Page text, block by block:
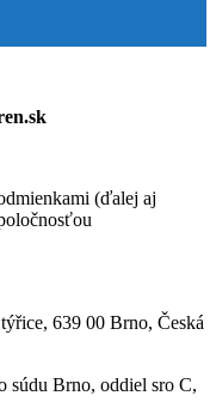
(ďalej aj
639 00 Brno, Česká
súdu Brno, oddiel sro C,